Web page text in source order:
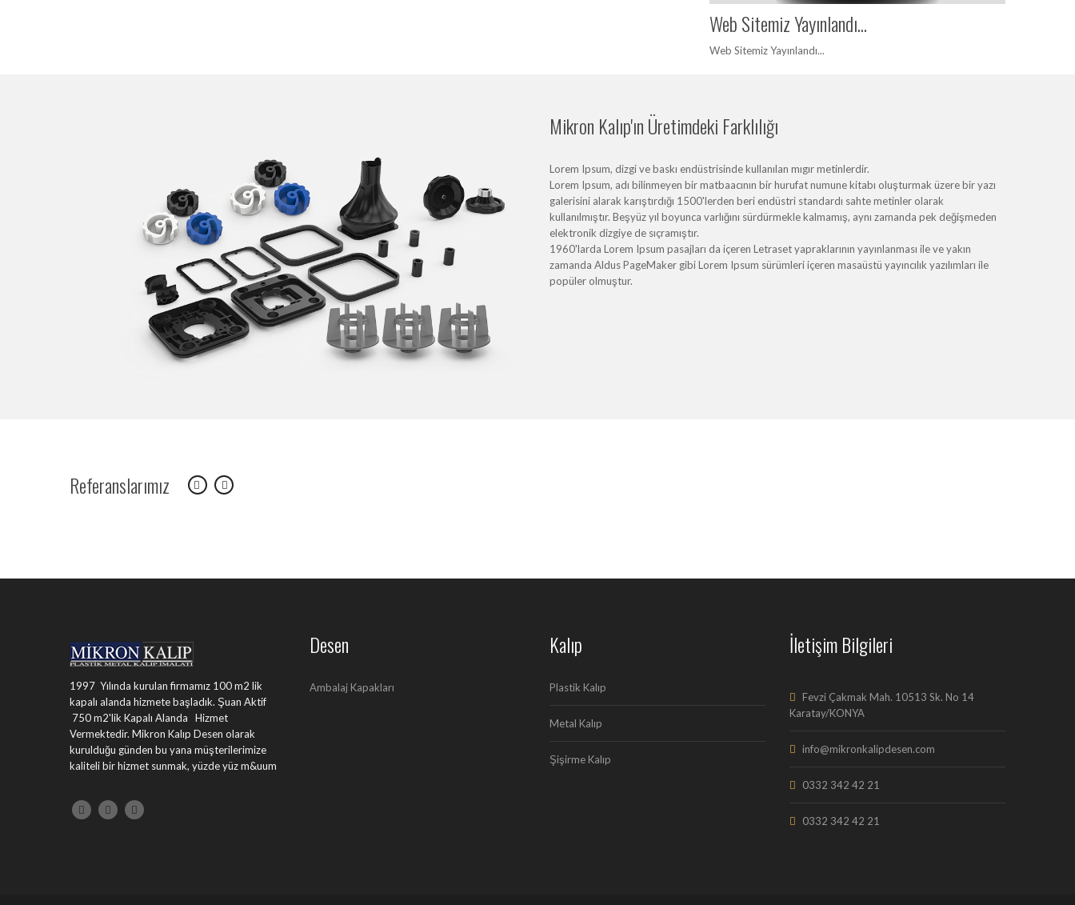
Web Sitemiz Yayınlandı...
Web Sitemiz Yayınlandı...
Mikron Kalıp'ın Üretimdeki Farklılığı
Lorem Ipsum, dizgi ve baskı endüstrisinde kullanılan mıgır metinlerdir.
Lorem Ipsum, adı bilinmeyen bir matbaacının bir hurufat numune kitabı oluşturmak üzere bir yazı
galerisini alarak karıştırdığı 1500'lerden beri endüstri standardı sahte metinler olarak
kullanılmıştır. Beşyüz yıl boyunca varlığını sürdürmekle kalmamış, aynı zamanda pek değişmeden
elektronik dizgiye de sıçramıştır.
1960'larda Lorem Ipsum pasajları da içeren Letraset yapraklarının yayınlanması ile ve yakın
zamanda Aldus PageMaker gibi Lorem Ipsum sürümleri içeren masaüstü yayıncılık yazılımları ile
popüler olmuştur.
Referanslarımız
1997 Yılında kurulan firmamız 100 m2 lik
kapalı alanda hizmete başladık. Şuan Aktif
750 m2'lik Kapalı Alanda Hizmet
Vermektedir. Mikron Kalıp Desen olarak
kurulduğu günden bu yana müşterilerimize
kaliteli bir hizmet sunmak, yüzde yüz m&uum
Desen
Ambalaj Kapakları
Kalıp
Plastik Kalıp
Metal Kalıp
Şişirme Kalıp
İletişim Bilgileri
Fevzi Çakmak Mah. 10513 Sk. No 14
Karatay/KONYA
info@mikronkalipdesen.com
0332 342 42 21
0332 342 42 21